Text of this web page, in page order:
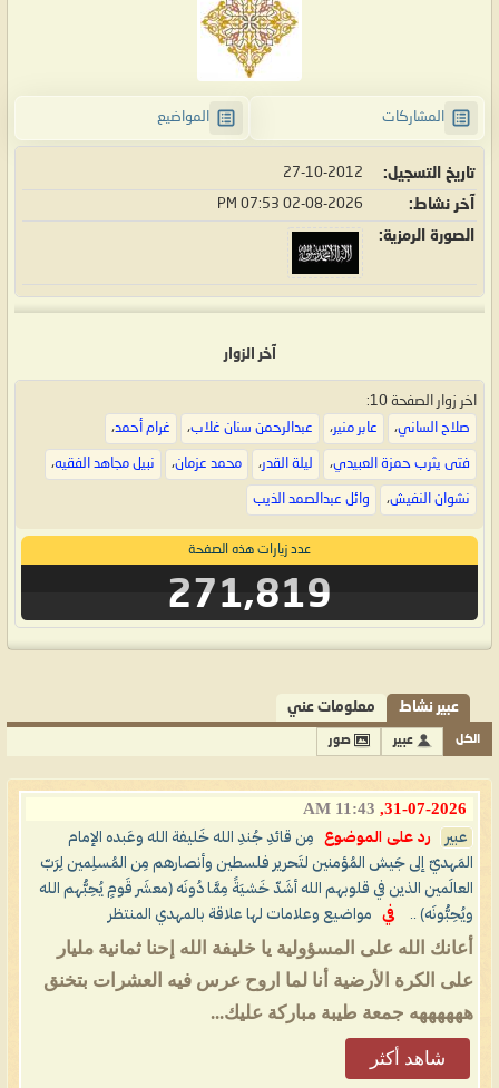
المشاركات المواضيع
تاريخ التسجيل 27-10-2012
آخر نشاط 02-08-2026
07:53 PM
الصورة الرمزية
آخر الزوار
اخر زوار الصفحة 10:
صلاح الساني، عابر منير، عبدالرحمن سنان غلاب، غرام أحمد،
فتى يثرب حمزة العبيدي، ليلة القدر، محمد عزمان، نبيل مجاهد الفقيه،
نشوان النفيش، وائل عبدالصمد الذيب
عدد زيارات هذه الصفحة
271,819
عبير نشاط معلومات عني
الكل عبير صور
31-07-2026,
11:43 AM
عبير رد على الموضوع
مِن قائدِ جُندِ الله خَليفة الله وعَبده الإمام
المَهديّ إلى جَيش المُؤمنين لتَحرير فلسطين وأنصارهم مِن المُسلِمين لِرَبّ
العالَمين الذين في قلوبهم الله أشَدّ خَشيَةً مِمَّا دُونَه (معشَر قَومٍ يُحِبُّهم الله
ويُحِبُّونَه) ..
في مواضيع وعلامات لها علاقة بالمهدي المنتظر
أعانك الله على المسؤولية يا خليفة الله إحنا ثمانية مليار
على الكرة الأرضية أنا لما اروح عرس فيه العشرات بتخنق
ههههههه جمعة طيبة مباركة عليك...
شاهد أكثر